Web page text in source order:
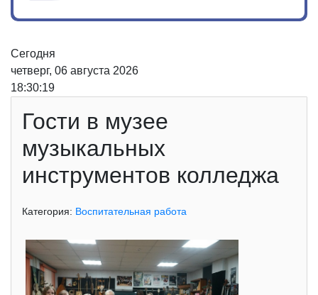
Сегодня
четверг, 06 августа 2026
18:30:19
Гости в музее
музыкальных
инструментов колледжа
Категория: Воспитательная работа